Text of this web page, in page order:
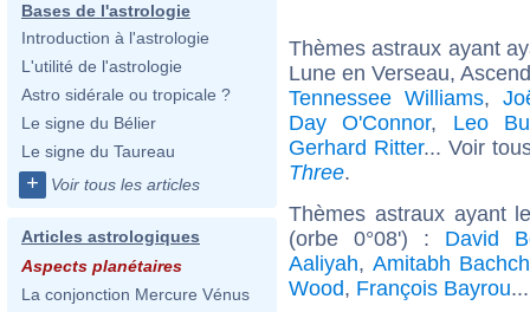
Bases de l'astrologie
Introduction à l'astrologie
L'utilité de l'astrologie
Astro sidérale ou tropicale ?
Le signe du Bélier
Le signe du Taureau
+ Voir tous les articles
Articles astrologiques
Aspects planétaires
La conjonction Mercure Vénus
Thèmes astraux ayant
Lune en Verseau,
Tennessee Williams,
Day O'Connor, Leo
Gerhard Ritter... Voir
Three.
Thèmes astraux ayant
(orbe 0°08') : David
Aaliyah, Amitabh
Wood, François Bayrou